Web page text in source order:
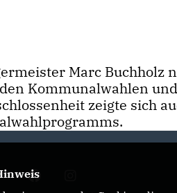
Marc Buchholz
Kommunalwahlen
zeigte sich